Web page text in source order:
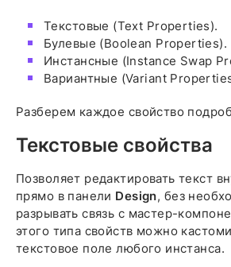
Текстовые (Text Properties).
Булевые (Boolean Properties).
Инстансные (Instance Swap
Вариантные (Variant
Разберем каждое свойство
Текстовые свойства
Позволяет редактировать текст
прямо в панели Design, без
разрывать связь с мастер-
этого типа свойств можно
текстовое поле любого инстанса.